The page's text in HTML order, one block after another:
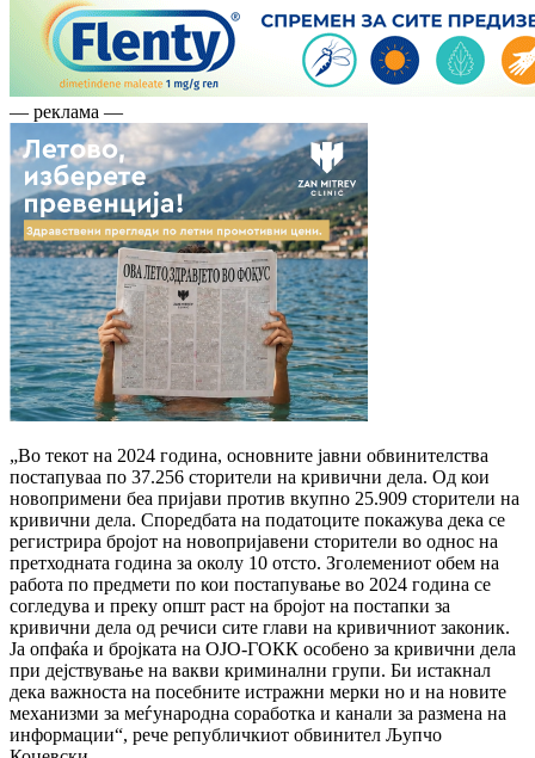
— реклама —
„Во текот на 2024 година, основните јавни обвинителства
постапуваа по 37.256 сторители на кривични дела. Од кои
новопримени беа пријави против вкупно 25.909 сторители на
кривични дела. Споредбата на податоците покажува дека се
регистрира бројот на новопријавени сторители во однос на
претходната година за околу 10 отсто. Зголемениот обем на
работа по предмети по кои постапување во 2024 година се
согледува и преку општ раст на бројот на постапки за
кривични дела од речиси сите глави на кривичниот законик.
Ја опфаќа и бројката на ОЈО-ГОКК особено за кривични дела
при дејствување на вакви криминални групи. Би истакнал
дека важноста на посебните истражни мерки но и на новите
механизми за меѓународна соработка и канали за размена на
информации“, рече републичкиот обвинител Љупчо